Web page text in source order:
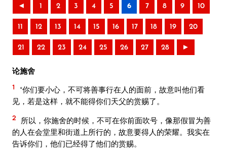
◄ 1 2 3 4 5 6 7 8 9 10
11 12 13 14 15 16 17 18 19 20
21 22 23 24 25 26 27 28 ►
论施舍
1
“你们要小心，不可将善事行在人的面前，故意叫他们看
见，若是这样，就不能得你们天父的赏赐了。
2
所以，你施舍的时候，不可在你前面吹号，像那假冒为善
的人在会堂里和街道上所行的，故意要得人的荣耀。我实在
告诉你们，他们已经得了他们的赏赐。